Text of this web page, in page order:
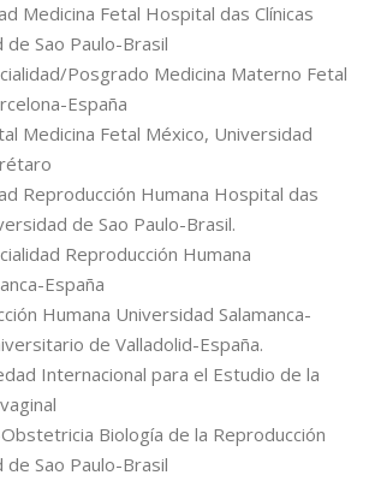
Medicina Fetal Hospital das Clínicas
Sao Paulo-Brasil
Posgrado Medicina Materno Fetal
España
Medicina Fetal México, Universidad
Reproducción Humana Hospital das
de Sao Paulo-Brasil.
Reproducción Humana
España
Humana Universidad Salamanca-
de Valladolid-España.
Internacional para el Estudio de la
Biología de la Reproducción
Sao Paulo-Brasil